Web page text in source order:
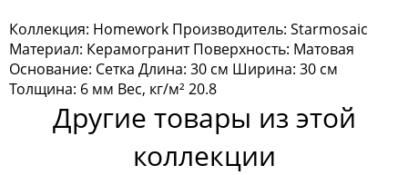
Мозаика Starmosaic
Albion
Homework
Wild Stone
Коллекция: Homework Производитель: Starmosaic
Материал: Керамогранит Поверхность: Матовая
Основание: Сетка Длина: 30 см Ширина: 30 см
Толщина: 6 мм Вес, кг/м² 20.8
Другие товары из этой
коллекции